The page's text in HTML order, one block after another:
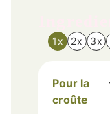
1x 2x 3x
Pour la
croûte